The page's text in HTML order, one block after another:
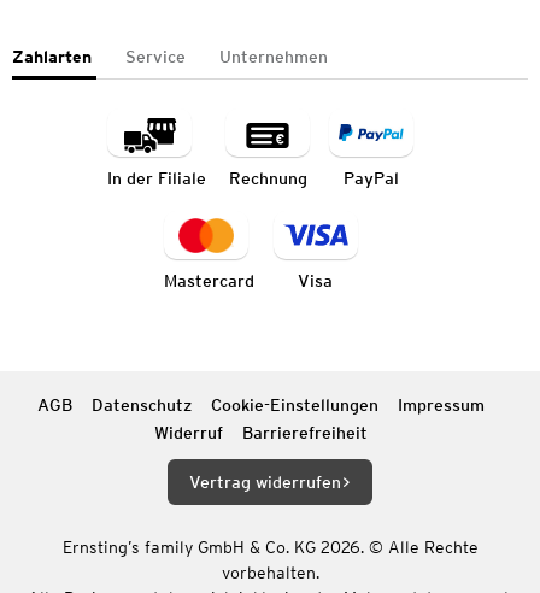
Zahlarten Service Unternehmen
In der Filiale Rechnung PayPal
Mastercard Visa
AGB Datenschutz Cookie-Einstellungen
Impressum
Widerruf
Barrierefreiheit
Vertrag widerrufen
Ernsting’s family GmbH & Co. KG 2026. © Alle Rechte
vorbehalten.